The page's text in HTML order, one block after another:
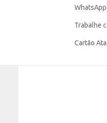
Trabalhe
Cartão